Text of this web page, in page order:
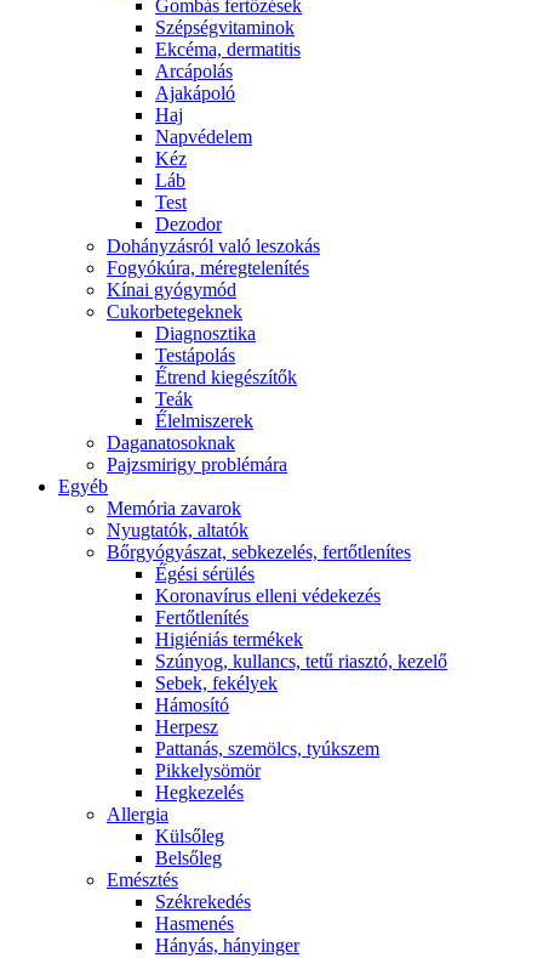
Gombás fertőzések
Szépségvitaminok
Ekcéma, dermatitis
Arcápolás
Ajakápoló
Haj
Napvédelem
Kéz
Láb
Test
Dezodor
Dohányzásról való leszokás
Fogyókúra, méregtelenítés
Kínai gyógymód
Cukorbetegeknek
Diagnosztika
Testápolás
É́trend kiegészítők
Teák
É́lelmiszerek
Daganatosoknak
Pajzsmirigy problémára
Egyéb
Memória zavarok
Nyugtatók, altatók
Bőrgyógyászat, sebkezelés, fertőtlenítes
É́gési sérülés
Koronavírus elleni védekezés
Fertőtlenítés
Higiéniás termékek
Szúnyog, kullancs, tetű riasztó, kezelő
Sebek, fekélyek
Hámosító
Herpesz
Pattanás, szemölcs, tyúkszem
Pikkelysömör
Hegkezelés
Allergia
Külsőleg
Belsőleg
Emésztés
Székrekedés
Hasmenés
Hányás, hányinger